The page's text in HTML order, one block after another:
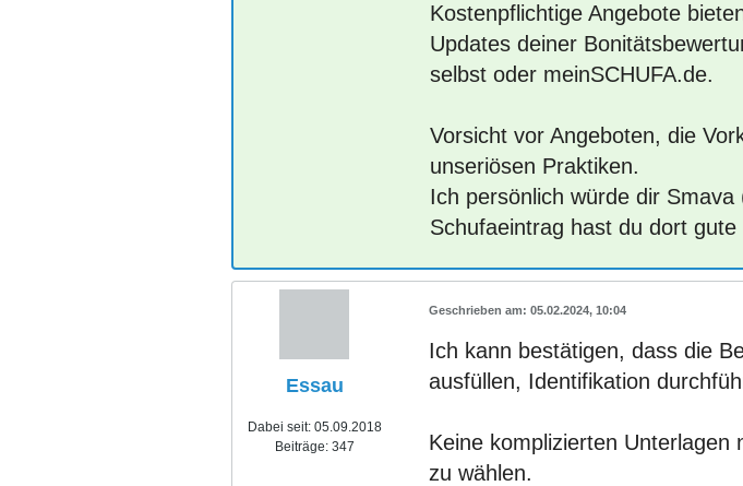
Kostenpflichtige Angebote
Updates deiner
selbst oder meinSCHUFA.de.
Vorsicht vor Angeboten, die
unseriösen Praktiken.
Ich persönlich würde dir Smava
Schufaeintrag hast du dort gute
Essau
Dabei seit: 05.09.2018
Beiträge: 347
05.02.2024, 10:04
Ich kann bestätigen, dass die
ausfüllen, Identifikation
Keine komplizierten Unterlagen
zu wählen.